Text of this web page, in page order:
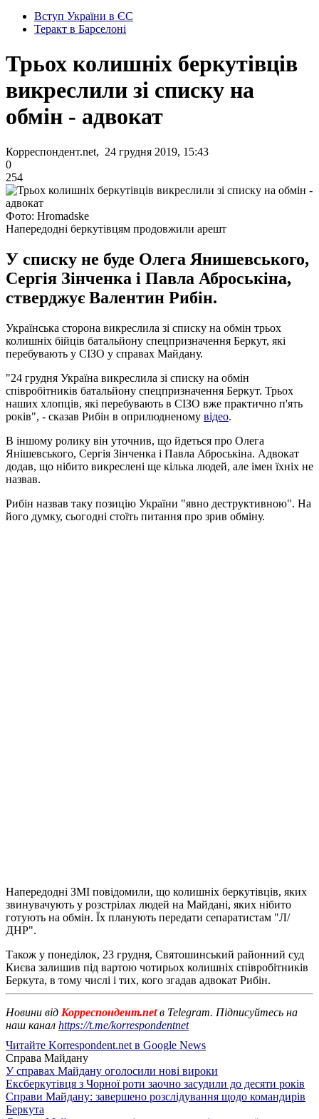
Вступ України в ЄС
Теракт в Барселоні
Трьох колишніх беркутівців
викреслили зі списку на
обмін - адвокат
Корреспондент.net, 24 грудня 2019, 15:43
0
254
Фото: Hromadske
Напередодні беркутівцям продовжили арешт
У списку не буде Олега Янишевського,
Сергія Зінченка і Павла Аброськіна,
стверджує Валентин Рибін.
Українська сторона викреслила зі списку на обмін трьох
колишніх бійців батальйону спецпризначення Беркут, які
перебувають у СІЗО у справах Майдану.
"24 грудня Україна викреслила зі списку на обмін
співробітників батальйону спецпризначення Беркут. Трьох
наших хлопців, які перебувають в СІЗО вже практично п'ять
років", - сказав Рибін в оприлюдненому відео.
В іншому ролику він уточнив, що йдеться про Олега
Янішевського, Сергія Зінченка і Павла Аброськіна. Адвокат
додав, що нібито викреслені ще кілька людей, але імен їхніх не
назвав.
Рибін назвав таку позицію України "явно деструктивною". На
його думку, сьогодні стоїть питання про зрив обміну.
Напередодні ЗМІ повідомили, що колишніх беркутівців, яких
звинувачують у розстрілах людей на Майдані, яких нібито
готують на обмін. Їх планують передати сепаратистам "Л/
ДНР".
Також у понеділок, 23 грудня, Святошинський районний суд
Києва залишив під вартою чотирьох колишніх співробітників
Беркута, в тому числі і тих, кого згадав адвокат Рибін.
Новини від Корреспондент.netв Telegram. Підписуйтесь на
наш канал https://t.me/korrespondentnet
Читайте Korrespondent.net в Google News
Справа Майдану
У справах Майдану оголосили нові вироки
Ексберкутівця з Чорної роти заочно засудили до десяти років
Справи Майдану: завершено розслідування щодо командирів
Беркута